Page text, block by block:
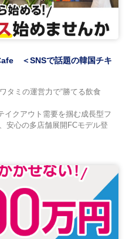
＜SNSで話題の韓国チキ
タミの運営力で“勝てる飲食
イクアウト需要を掴む成長型フ
安心の多店舗展開FCモデル登